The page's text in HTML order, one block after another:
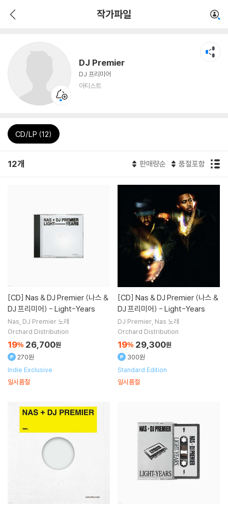
작가파일
DJ Premier
DJ 프리미어
아티스트
CD/LP (12)
12개 판매량순 품절포함
[CD] Nas & DJ Premier (나스 &
DJ 프리미어) - Light-Years
Nas DJ Premier 노래
Orchard Distribution
19% 26,700원
270원
Indie Exclusive
일시품절
[CD] Nas & DJ Premier (나스 &
DJ 프리미어) - Light-Years
DJ Premier Nas 노래
Orchard Distribution
19% 29,300원
300원
Standard Edition
일시품절